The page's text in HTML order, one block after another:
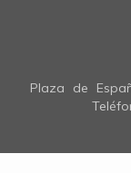
Plaza de